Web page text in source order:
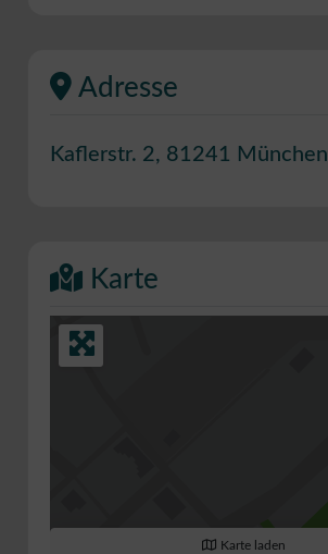
Adresse
Kaflerstr. 2, 81241 München
Karte
Karte laden